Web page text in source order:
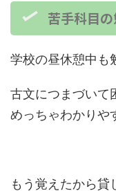
苦手科目
学校の昼休憩中も
古文につまづいて
めっちゃわかりや
もう覚えたから貸